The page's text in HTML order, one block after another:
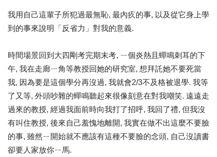
我用自己這輩子所犯過最無恥, 最內疚的事, 以及從它身上學
到的事來說明「反省力」對我的意義.
時間場景回到大四剛考完期末考, ㄧ個炎熱且蟬鳴刺耳的下
午, 我在走廊ㄧ角等教授回她的研究室, 想拜託她不要死當
我, 因為要是這個學分再沒過, 我就會2/3不及格被退學. 我等
了又等, 外頭吵雜的蟬鳴聽起來很像刻意在對我嘲笑. 遠遠走
過來的教授, 經過我面前時向我打了招呼, 我回了禮, 但我沒
有叫住教授, 後來自己羞愧地離開, 我實在做不出這麼不要臉
的事, 雖然ㄧ開始就不應該有這種不要臉的念頭, 自己沒讀書
卻要人家放你ㄧ馬.